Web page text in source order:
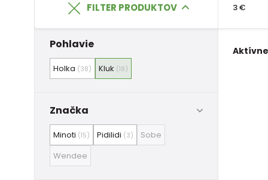
FILTER PRODUKTOV
Pohlavie
Holka (38) Kluk (18)
Značka
Minoti (15) Pidilidi (3)
Sobe
Wendee
3 €